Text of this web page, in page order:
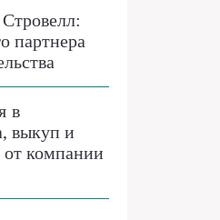
партнера
в
выкуп и
компании